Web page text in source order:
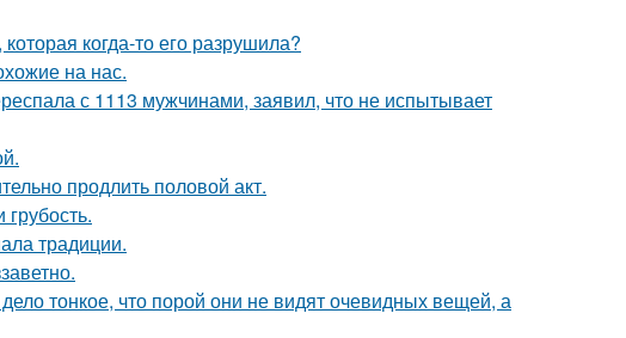
когда-то его разрушила?
на нас.
с 1113 мужчинами, заявил, что не испытывает
продлить половой акт.
традиции.
тонкое, что порой они не видят очевидных вещей, а